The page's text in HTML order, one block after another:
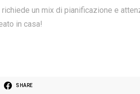
un mix di pianificazione e
in casa!
SHARE